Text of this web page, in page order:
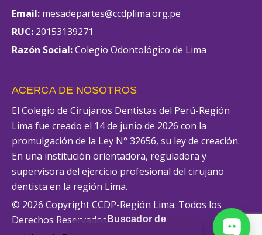
Buscador de
Email: mesadepartes@ccdplima.org.pe
RUC: 20153139271
Razón Social:Colegio Odontológico de Lima
ACERCA DE NOSOTROS
El Colegio de Cirujanos Dentistas del Perú-Región
Lima fue creado el 14 de junio de 2026 con la
promulgación de la Ley N° 32656, su ley de creación.
En una institución orientadora, reguladora y
supervisora del ejercicio profesional del cirujano
dentista en la región Lima.
© 2026 Copyright CCDP-Región Lima. Todos los
Derechos Reservados